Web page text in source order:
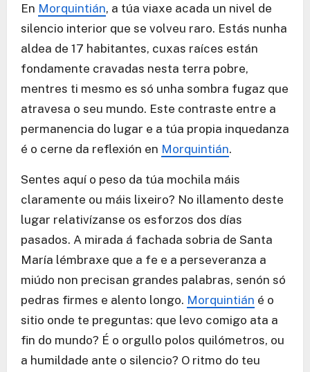
En Morquintián, a túa viaxe acada un nivel de
silencio interior que se volveu raro. Estás nunha
aldea de 17 habitantes, cuxas raíces están
fondamente cravadas nesta terra pobre,
mentres ti mesmo es só unha sombra fugaz que
atravesa o seu mundo. Este contraste entre a
permanencia do lugar e a túa propia inquedanza
é o cerne da reflexión en Morquintián.
Sentes aquí o peso da túa mochila máis
claramente ou máis lixeiro? No illamento deste
lugar relativízanse os esforzos dos días
pasados. A mirada á fachada sobria de Santa
María lémbraxe que a fe e a perseveranza a
miúdo non precisan grandes palabras, senón só
pedras firmes e alento longo. Morquintián é o
sitio onde te preguntas: que levo comigo ata a
fin do mundo? É o orgullo polos quilómetros, ou
a humildade ante o silencio? O ritmo do teu